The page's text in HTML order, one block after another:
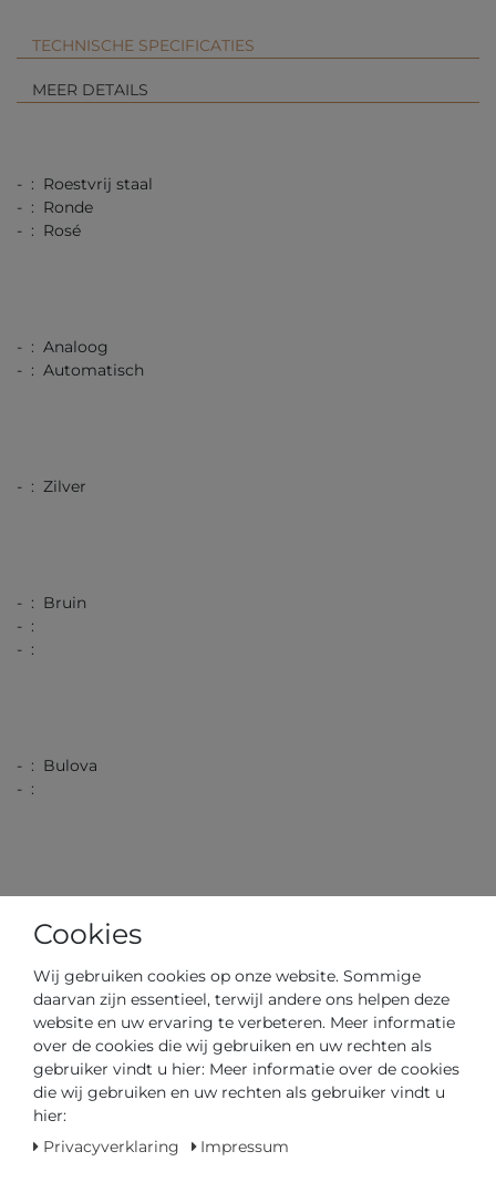
TECHNISCHE SPECIFICATIES
MEER DETAILS
- : Roestvrij staal
- : Ronde
- : Rosé
- : Analoog
- : Automatisch
- : Zilver
- : Bruin
- :
- :
- : Bulova
- :
- : 41,00 / 1,61
- : 12,00 / 0,47
- : 3,00
Artikelnummer 97A175
Cookies
Wij gebruiken cookies op onze website. Sommige
daarvan zijn essentieel, terwijl andere ons helpen deze
website en uw ervaring te verbeteren. Meer informatie
over de cookies die wij gebruiken en uw rechten als
gebruiker vindt u hier: Meer informatie over de cookies
die wij gebruiken en uw rechten als gebruiker vindt u
hier:
Privacyverklaring
Impressum